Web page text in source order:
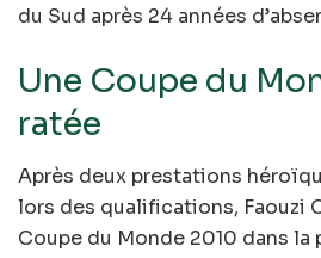
du Sud après 24 années
Une Coupe du
ratée
Après deux prestations
lors des qualifications, Faouzi
Coupe du Monde 2010 dans la